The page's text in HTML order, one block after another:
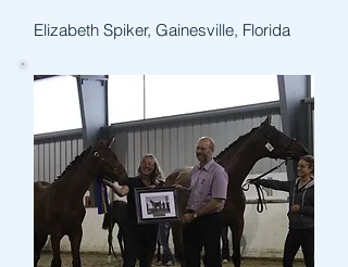
Elizabeth Spiker, Gainesville, Florida